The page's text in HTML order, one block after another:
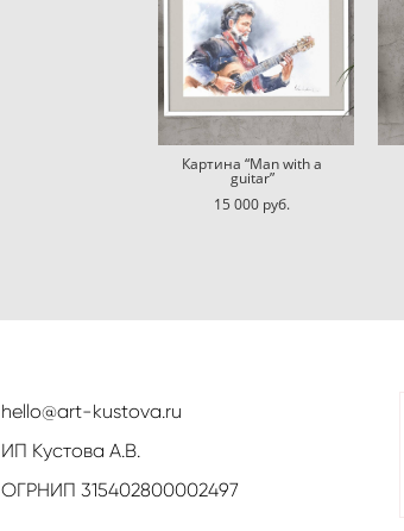
Картина “Man with a
guitar”
15 000 pуб.
hello@art-kustova.ru
ИП Кустова А.В.
ОГРНИП 315402800002497